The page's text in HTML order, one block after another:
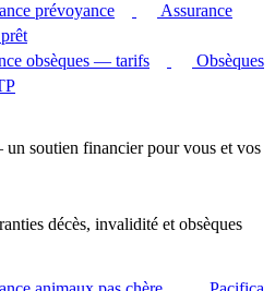
prévoyance
Assurance
obsèques — tarifs
Obsèques
soutien financier pour vous et vos
décès, invalidité et obsèques